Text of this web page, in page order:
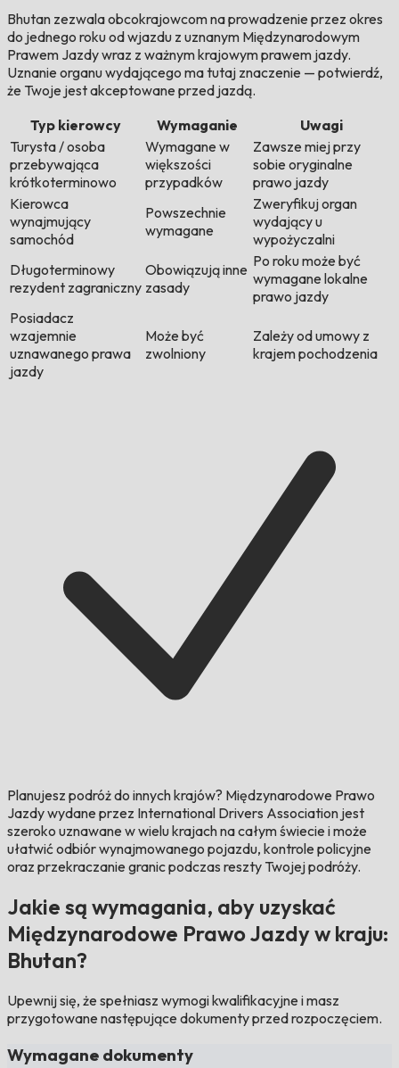
Bhutan zezwala obcokrajowcom na prowadzenie przez okres
do jednego roku od wjazdu z uznanym Międzynarodowym
Prawem Jazdy wraz z ważnym krajowym prawem jazdy.
Uznanie organu wydającego ma tutaj znaczenie — potwierdź,
że Twoje jest akceptowane przed jazdą.
Typ kierowcy
Wymaganie
Uwagi
Turysta / osoba
przebywająca
krótkoterminowo
Wymagane w
większości
przypadków
Zawsze miej przy
sobie oryginalne
prawo jazdy
Kierowca
wynajmujący
samochód
Powszechnie
wymagane
Zweryfikuj organ
wydający u
wypożyczalni
Długoterminowy
rezydent zagraniczny
Obowiązują inne
zasady
Po roku może być
wymagane lokalne
prawo jazdy
Posiadacz
wzajemnie
uznawanego prawa
jazdy
Może być
zwolniony
Zależy od umowy z
krajem pochodzenia
Planujesz podróż do innych krajów? Międzynarodowe Prawo
Jazdy wydane przez International Drivers Association jest
szeroko uznawane w wielu krajach na całym świecie i może
ułatwić odbiór wynajmowanego pojazdu, kontrole policyjne
oraz przekraczanie granic podczas reszty Twojej podróży.
Jakie są wymagania, aby uzyskać
Międzynarodowe Prawo Jazdy w kraju:
Bhutan?
Upewnij się, że spełniasz wymogi kwalifikacyjne i masz
przygotowane następujące dokumenty przed rozpoczęciem.
Wymagane dokumenty